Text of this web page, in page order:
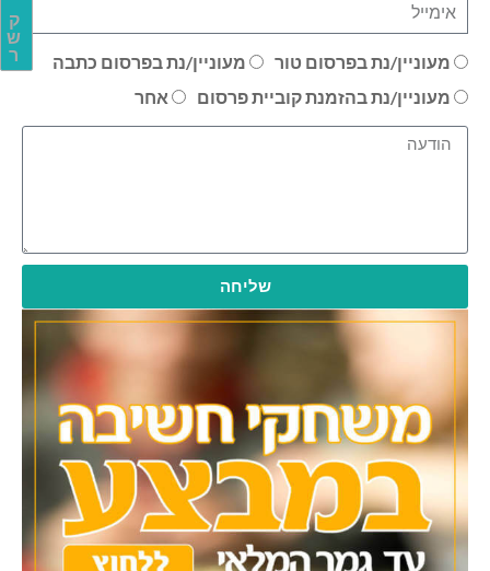
ק
ש
ר
מעוניין/נת בפרסום טור
מעוניין/נת בפרסום כתבה
מעוניין/נת בהזמנת קוביית פרסום
אחר
שליחה